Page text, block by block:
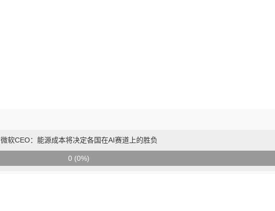
微软CEO：能源成本将决定各国在AI赛道上的胜负
0 (0%)